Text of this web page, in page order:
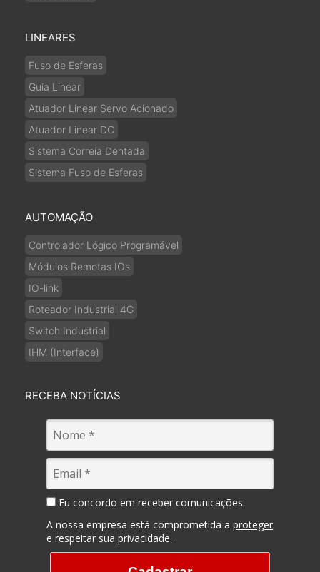
LINEARES
Fuso de Esferas
Guia Linear
Atuador Linear Servo Acionado
Atuador Linear DC
Sistema Correia Dentada
Sistema Fuso de Esferas
AUTOMAÇÃO
Controlador Lógico Programável
Módulos Remotas IOs
IO-link
Roteador Industrial 4G
Switch Industrial
IHM (Interface)
RECEBA NOTÍCIAS
Eu concordo em receber comunicações.
A nossa empresa está comprometida a proteger
e respeitar sua privacidade.